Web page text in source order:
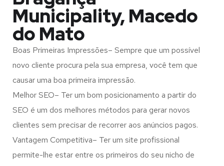
Municipality, Macedo
do Mato
Boas Primeiras Impressões– Sempre que um possível
novo cliente procura pela sua empresa, você tem que
causar uma boa primeira impressão.
Melhor SEO– Ter um bom posicionamento a partir do
SEO é um dos melhores métodos para gerar novos
clientes sem precisar de recorrer aos anúncios pagos.
Vantagem Competitiva– Ter um site profissional
permite-lhe estar entre os primeiros do seu nicho de